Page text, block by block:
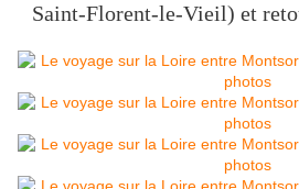
Saint-Florent-le-Vieil) et